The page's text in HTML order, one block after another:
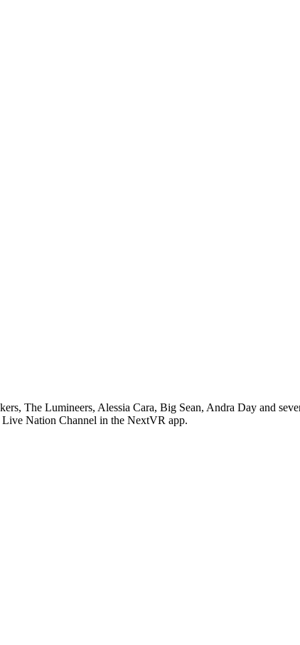
The Lumineers, Alessia Cara, Big Sean, Andra Day and
Live Nation Channel in the NextVR app.